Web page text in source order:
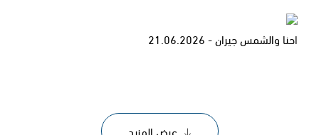
احنا والشمس جيران - 21.06.2026
عرض المزيد